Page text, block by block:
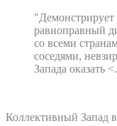
"Демонстрирует
равноправный
со всеми
соседями,
Запада оказать
Коллективный Запад